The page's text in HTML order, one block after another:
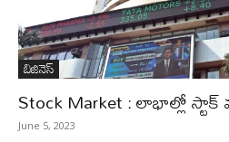
బిజినెస్‌
Stock Market : లాభాల్లో
June 5, 2023